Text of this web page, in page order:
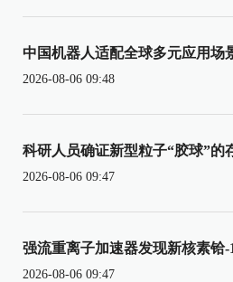
中国机器人适配全球多元应用场
2026-08-06 09:48
科研人员确证新型粒子“胶球”的
2026-08-06 09:47
强流重离子加速器发现新核素铪-
2026-08-06 09:47